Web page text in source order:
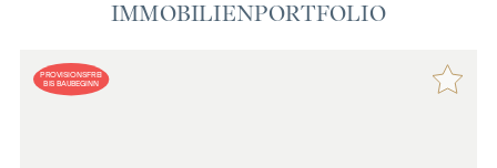
IMMOBILIENPORTFOLIO
PROVISIONSFREI
BIS BAUBEGINN